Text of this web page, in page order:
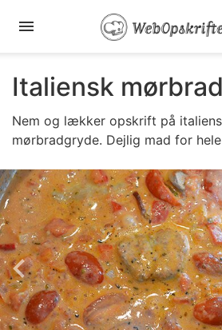
Italiensk
Nem og lækker opskrift på
mørbradgryde. Dejlig mad for